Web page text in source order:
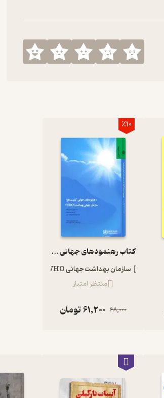
٪10
کتاب رهنمودهای جهانی کیفیت هوا سازمان جهانی بهداشت (WHO)
سازمان بهداشت جهانی WHO
منتظر امتیاز
68,000
61,200تومان